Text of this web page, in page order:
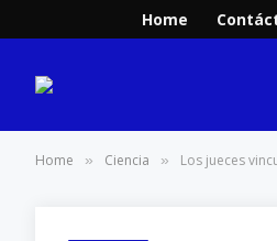
Home
Home » Ciencia » Los jueces